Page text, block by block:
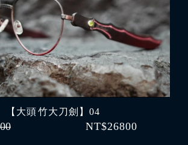
【大頭 竹大刀劍】04
NT$26800